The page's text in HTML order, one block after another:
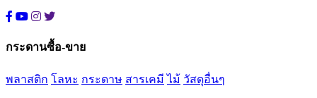
กระดานซื้อ-ขาย
พลาสติก โลหะ กระดาษ สารเคมี ไม้ วัสดุอื่นๆ